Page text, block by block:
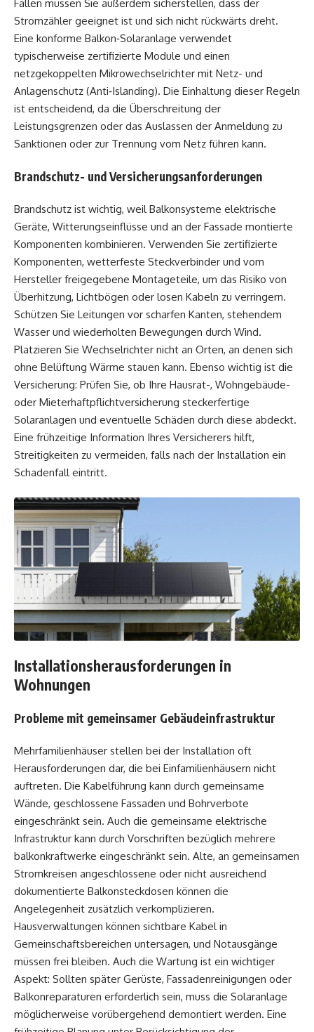
Fällen müssen Sie außerdem sicherstellen, dass der
Stromzähler geeignet ist und sich nicht rückwärts dreht.
Eine konforme Balkon‑Solaranlage verwendet
typischerweise zertifizierte Module und einen
netzgekoppelten Mikrowechselrichter mit Netz- und
Anlagenschutz (Anti‑Islanding). Die Einhaltung dieser Regeln
ist entscheidend, da die Überschreitung der
Leistungsgrenzen oder das Auslassen der Anmeldung zu
Sanktionen oder zur Trennung vom Netz führen kann.
Brandschutz- und Versicherungsanforderungen
Brandschutz ist wichtig, weil Balkonsysteme elektrische
Geräte, Witterungseinflüsse und an der Fassade montierte
Komponenten kombinieren. Verwenden Sie zertifizierte
Komponenten, wetterfeste Steckverbinder und vom
Hersteller freigegebene Montageteile, um das Risiko von
Überhitzung, Lichtbögen oder losen Kabeln zu verringern.
Schützen Sie Leitungen vor scharfen Kanten, stehendem
Wasser und wiederholten Bewegungen durch Wind.
Platzieren Sie Wechselrichter nicht an Orten, an denen sich
ohne Belüftung Wärme stauen kann. Ebenso wichtig ist die
Versicherung: Prüfen Sie, ob Ihre Hausrat-, Wohngebäude-
oder Mieterhaftpflichtversicherung steckerfertige
Solaranlagen und eventuelle Schäden durch diese abdeckt.
Eine frühzeitige Information Ihres Versicherers hilft,
Streitigkeiten zu vermeiden, falls nach der Installation ein
Schadenfall eintritt.
Installationsherausforderungen in
Wohnungen
Probleme mit gemeinsamer Gebäudeinfrastruktur
Mehrfamilienhäuser stellen bei der Installation oft
Herausforderungen dar, die bei Einfamilienhäusern nicht
auftreten. Die Kabelführung kann durch gemeinsame
Wände, geschlossene Fassaden und Bohrverbote
eingeschränkt sein. Auch die gemeinsame elektrische
Infrastruktur kann durch Vorschriften bezüglich mehrere
balkonkraftwerke eingeschränkt sein. Alte, an gemeinsamen
Stromkreisen angeschlossene oder nicht ausreichend
dokumentierte Balkonsteckdosen können die
Angelegenheit zusätzlich verkomplizieren.
Hausverwaltungen können sichtbare Kabel in
Gemeinschaftsbereichen untersagen, und Notausgänge
müssen frei bleiben. Auch die Wartung ist ein wichtiger
Aspekt: Sollten später Gerüste, Fassadenreinigungen oder
Balkonreparaturen erforderlich sein, muss die Solaranlage
möglicherweise vorübergehend demontiert werden. Eine